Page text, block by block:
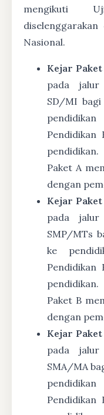
mengikuti
Nasional.
Kejar Paket
pada
SD/MI bagi
Pendidikan
Paket A
dengan
Kejar Paket
pada
SMP/MTs
ke
Pendidikan
Paket B
dengan
Kejar Paket
pada
SMA/MA
Pendidikan